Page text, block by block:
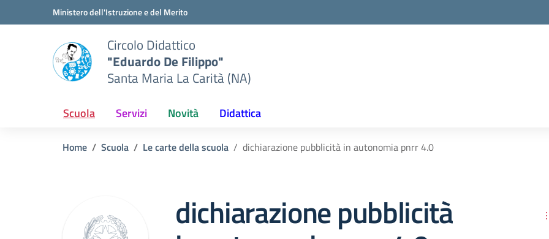
Vai ai contenuti
Vai al menu di navigazioneMinistero dell'Istruzione e del Merito
Circolo Didattico
"Eduardo De Filippo"
Santa Maria La Carità (NA)
Scuola Servizi Novità Didattica
Home Scuola Le carte della scuola dichiarazione pubblicità in autonomia pnrr 4.0
dichiarazione pubblicità